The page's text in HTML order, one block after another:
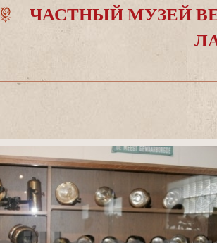
ЧАСТНЫЙ МУЗЕЙ